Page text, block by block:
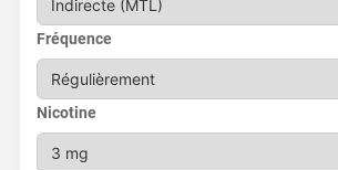
Fréquence
Nicotine